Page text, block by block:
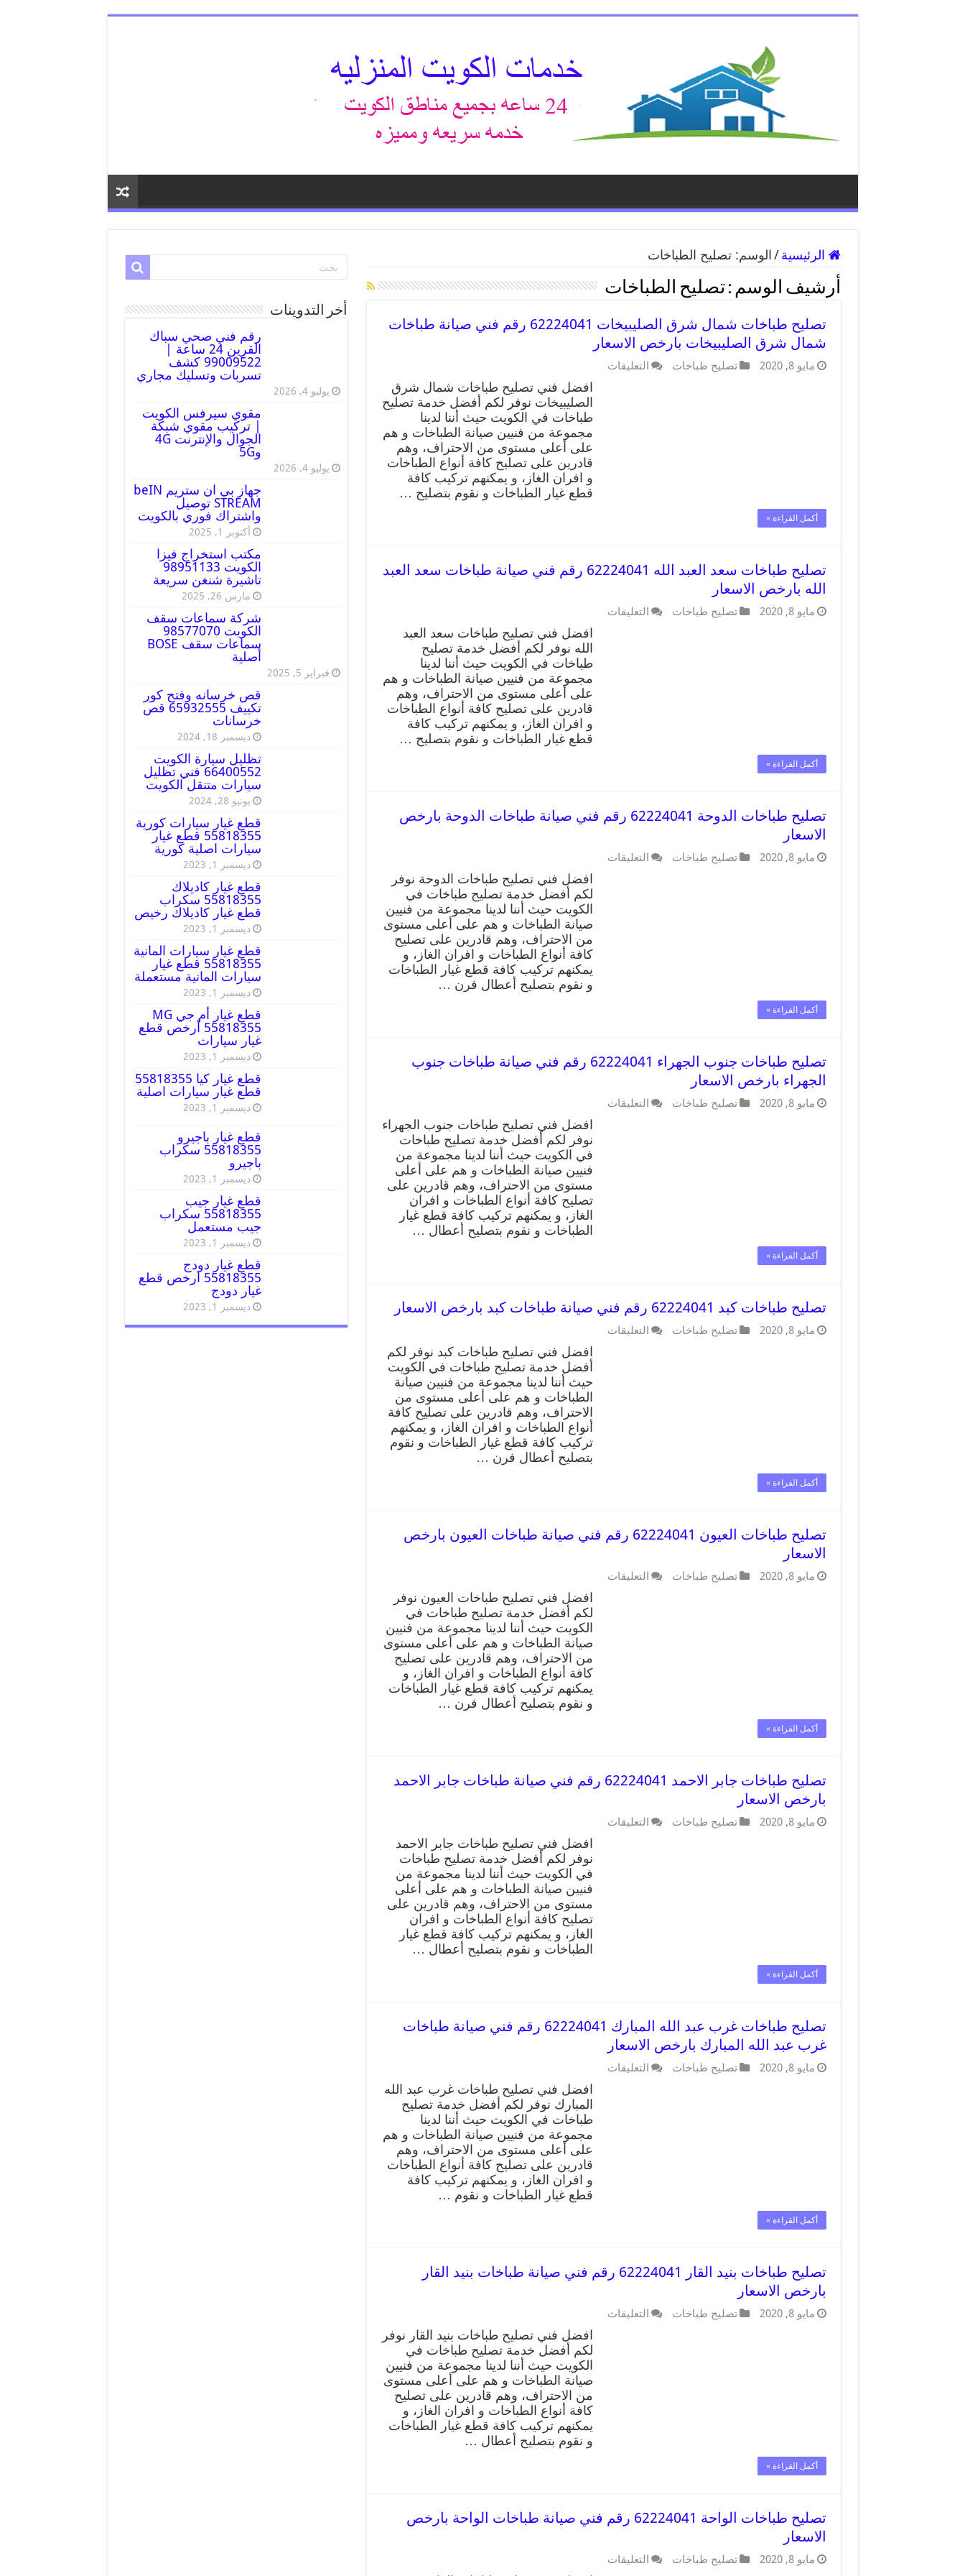
الرئيسية / الوسم:تصليح الطباخات
أرشيف الوسم :تصليح الطباخات
تصليح طباخات شمال شرق الصليبيخات 62224041 رقم فني صيانة طباخات
شمال شرق الصليبيخات بارخص الاسعار
مايو 8, 2020 تصليح طباخات التعليقات
افضل فني تصليح طباخات شمال شرق
الصليبيخات نوفر لكم أفضل خدمة تصليح
طباخات في الكويت حيث أننا لدينا
مجموعة من فنيين صيانة الطباخات و هم
على أعلى مستوى من الاحتراف، وهم
قادرين على تصليح كافة أنواع الطباخات
و افران الغاز، و يمكنهم تركيب كافة
قطع غيار الطباخات و نقوم بتصليح …
أكمل القراءة »
تصليح طباخات سعد العبد الله 62224041 رقم فني صيانة طباخات سعد العبد
الله بارخص الاسعار
مايو 8, 2020 تصليح طباخات التعليقات
افضل فني تصليح طباخات سعد العبد
الله نوفر لكم أفضل خدمة تصليح
طباخات في الكويت حيث أننا لدينا
مجموعة من فنيين صيانة الطباخات و هم
على أعلى مستوى من الاحتراف، وهم
قادرين على تصليح كافة أنواع الطباخات
و افران الغاز، و يمكنهم تركيب كافة
قطع غيار الطباخات و نقوم بتصليح …
أكمل القراءة »
تصليح طباخات الدوحة 62224041 رقم فني صيانة طباخات الدوحة بارخص
الاسعار
مايو 8, 2020 تصليح طباخات التعليقات
افضل فني تصليح طباخات الدوحة نوفر
لكم أفضل خدمة تصليح طباخات في
الكويت حيث أننا لدينا مجموعة من فنيين
صيانة الطباخات و هم على أعلى مستوى
من الاحتراف، وهم قادرين على تصليح
كافة أنواع الطباخات و افران الغاز، و
يمكنهم تركيب كافة قطع غيار الطباخات
و نقوم بتصليح أعطال فرن …
أكمل القراءة »
تصليح طباخات جنوب الجهراء 62224041 رقم فني صيانة طباخات جنوب
الجهراء بارخص الاسعار
مايو 8, 2020 تصليح طباخات التعليقات
افضل فني تصليح طباخات جنوب الجهراء
نوفر لكم أفضل خدمة تصليح طباخات
في الكويت حيث أننا لدينا مجموعة من
فنيين صيانة الطباخات و هم على أعلى
مستوى من الاحتراف، وهم قادرين على
تصليح كافة أنواع الطباخات و افران
الغاز، و يمكنهم تركيب كافة قطع غيار
الطباخات و نقوم بتصليح أعطال …
أكمل القراءة »
تصليح طباخات كبد 62224041 رقم فني صيانة طباخات كبد بارخص الاسعار
مايو 8, 2020 تصليح طباخات التعليقات
افضل فني تصليح طباخات كبد نوفر لكم
أفضل خدمة تصليح طباخات في الكويت
حيث أننا لدينا مجموعة من فنيين صيانة
الطباخات و هم على أعلى مستوى من
الاحتراف، وهم قادرين على تصليح كافة
أنواع الطباخات و افران الغاز، و يمكنهم
تركيب كافة قطع غيار الطباخات و نقوم
بتصليح أعطال فرن …
أكمل القراءة »
تصليح طباخات العيون 62224041 رقم فني صيانة طباخات العيون بارخص
الاسعار
مايو 8, 2020 تصليح طباخات التعليقات
افضل فني تصليح طباخات العيون نوفر
لكم أفضل خدمة تصليح طباخات في
الكويت حيث أننا لدينا مجموعة من فنيين
صيانة الطباخات و هم على أعلى مستوى
من الاحتراف، وهم قادرين على تصليح
كافة أنواع الطباخات و افران الغاز، و
يمكنهم تركيب كافة قطع غيار الطباخات
و نقوم بتصليح أعطال فرن …
أكمل القراءة »
تصليح طباخات جابر الاحمد 62224041 رقم فني صيانة طباخات جابر الاحمد
بارخص الاسعار
مايو 8, 2020 تصليح طباخات التعليقات
افضل فني تصليح طباخات جابر الاحمد
نوفر لكم أفضل خدمة تصليح طباخات
في الكويت حيث أننا لدينا مجموعة من
فنيين صيانة الطباخات و هم على أعلى
مستوى من الاحتراف، وهم قادرين على
تصليح كافة أنواع الطباخات و افران
الغاز، و يمكنهم تركيب كافة قطع غيار
الطباخات و نقوم بتصليح أعطال …
أكمل القراءة »
تصليح طباخات غرب عبد الله المبارك 62224041 رقم فني صيانة طباخات
غرب عبد الله المبارك بارخص الاسعار
مايو 8, 2020 تصليح طباخات التعليقات
افضل فني تصليح طباخات غرب عبد الله
المبارك نوفر لكم أفضل خدمة تصليح
طباخات في الكويت حيث أننا لدينا
مجموعة من فنيين صيانة الطباخات و هم
على أعلى مستوى من الاحتراف، وهم
قادرين على تصليح كافة أنواع الطباخات
و افران الغاز، و يمكنهم تركيب كافة
قطع غيار الطباخات و نقوم …
أكمل القراءة »
تصليح طباخات بنيد القار 62224041 رقم فني صيانة طباخات بنيد القار
بارخص الاسعار
مايو 8, 2020 تصليح طباخات التعليقات
افضل فني تصليح طباخات بنيد القار نوفر
لكم أفضل خدمة تصليح طباخات في
الكويت حيث أننا لدينا مجموعة من فنيين
صيانة الطباخات و هم على أعلى مستوى
من الاحتراف، وهم قادرين على تصليح
كافة أنواع الطباخات و افران الغاز، و
يمكنهم تركيب كافة قطع غيار الطباخات
و نقوم بتصليح أعطال …
أكمل القراءة »
تصليح طباخات الواحة 62224041 رقم فني صيانة طباخات الواحة بارخص
الاسعار
مايو 8, 2020 تصليح طباخات التعليقات
أخر التدوينات
رقم فني صحي سباك
القرين 24 ساعة |
99009522 كشف
تسربات وتسليك مجاري
يوليو 4, 2026
مقوي سيرفس الكويت
| تركيب مقوي شبكة
الجوال والإنترنت 4G
و5G
يوليو 4, 2026
جهاز بي ان ستريم beIN
STREAM توصيل
واشتراك فوري بالكويت
أكتوبر 1, 2025
مكتب استخراج فيزا
الكويت 98951133
تاشيرة شنغن سريعة
مارس 26, 2025
شركة سماعات سقف
الكويت 98577070
سماعات سقف BOSE
أصلية
فبراير 5, 2025
قص خرسانه وفتح كور
تكييف 65932555 قص
خرسانات
ديسمبر 18, 2024
تظليل سيارة الكويت
66400552 فني تظليل
سيارات متنقل الكويت
يونيو 28, 2024
قطع غيار سيارات كورية
55818355 قطع غيار
سيارات اصلية كورية
ديسمبر 1, 2023
قطع غيار كاديلاك
55818355 سكراب
قطع غيار كاديلاك رخيص
ديسمبر 1, 2023
قطع غيار سيارات المانية
55818355 قطع غيار
سيارات المانية مستعملة
ديسمبر 1, 2023
قطع غيار أم جي MG
55818355 أرخص قطع
غيار سيارات
ديسمبر 1, 2023
قطع غيار كيا 55818355
قطع غيار سيارات اصلية
ديسمبر 1, 2023
قطع غيار باجيرو
55818355 سكراب
باجيرو
ديسمبر 1, 2023
قطع غيار جيب
55818355 سكراب
جيب مستعمل
ديسمبر 1, 2023
قطع غيار دودج
55818355 ارخص قطع
غيار دودج
ديسمبر 1, 2023